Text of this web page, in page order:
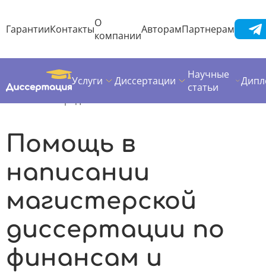
ГарантииКонтактыО
компанииАвторамПартнерам
Услуги Диссертации
Научные
статьи
ДиссертацияПредметы диссертаций
Помощь в
написании
магистерской
диссертации по
финансам и